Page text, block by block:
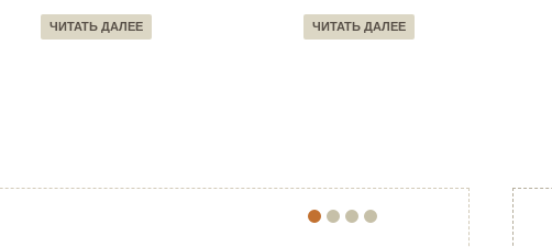
ЧИТАТЬ ДАЛЕЕ ЧИТАТЬ ДАЛЕЕ
ПРИМЕНЕНИЕ ВЫШИВКИ ЛЕНТАМ…